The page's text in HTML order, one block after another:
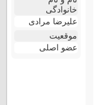
خانوادگی
علیرضا مرادی
موقعیت
عضو اصلی